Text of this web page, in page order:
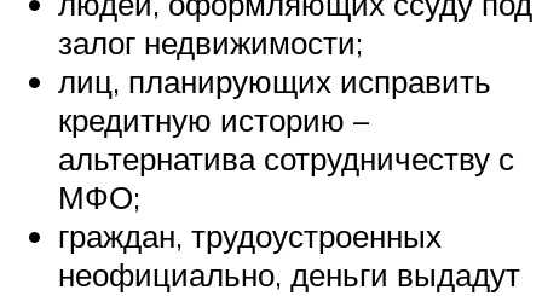
залог недвижимости;
лиц, планирующих исправить
кредитную историю –
альтернатива сотрудничеству с
МФО;
граждан, трудоустроенных
неофициально, деньги выдадут